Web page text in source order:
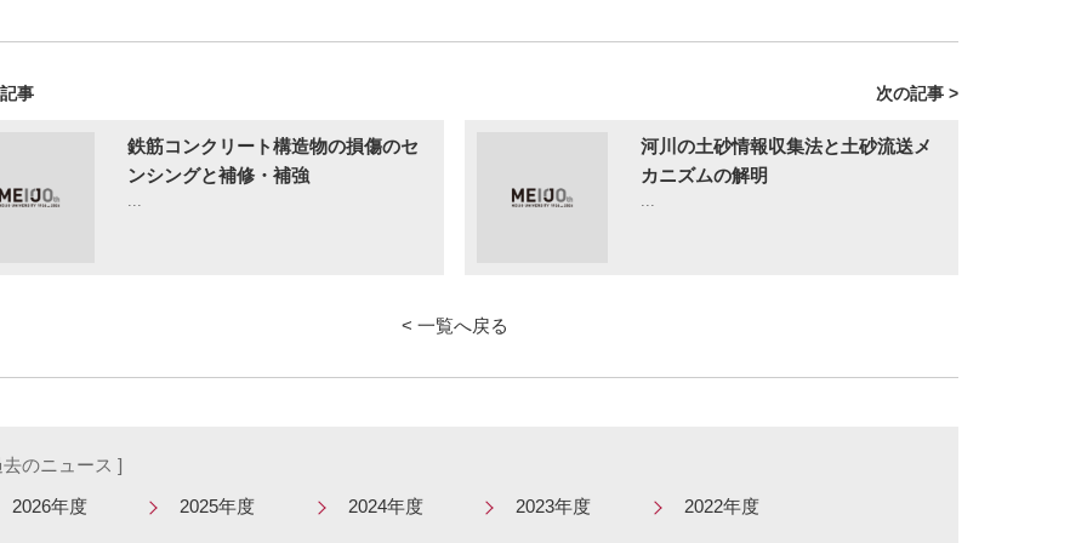
事
鉄筋コンクリート構造物の損傷のセ
ンシングと補修・補強
...
次の記事 >
河川の土砂情報収集法と土砂流送メ
カニズムの解明
...
< 一覧へ戻る
のニュース ]
2026年度
2025年度 2024年度 2023年度 2022年度